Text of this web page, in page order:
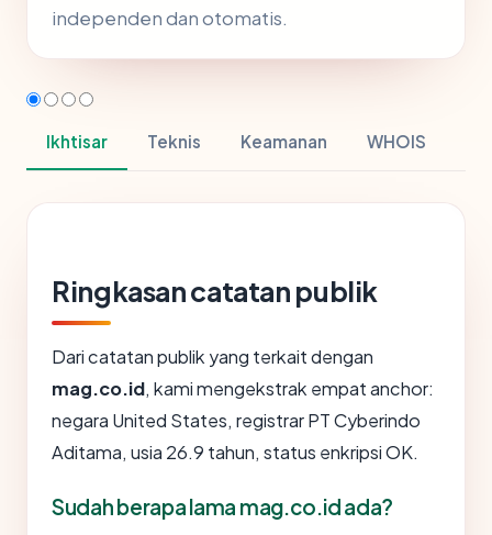
independen dan otomatis.
Ikhtisar Teknis Keamanan WHOIS
Ringkasan catatan publik
Dari catatan publik yang terkait dengan
mag.co.id, kami mengekstrak empat anchor:
negara United States, registrar PT Cyberindo
Aditama, usia 26.9 tahun, status enkripsi OK.
Sudah berapa lama mag.co.id ada?